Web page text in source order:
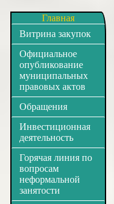
Главная
Витрина закупок
Официальное
опубликование
муниципальных
правовых актов
Обращения
Инвестиционная
деятельность
Горячая линия по
вопросам
неформальной
занятости